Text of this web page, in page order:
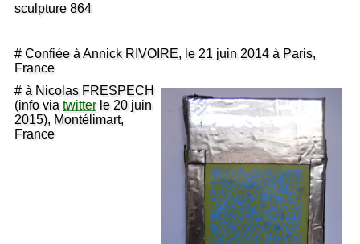
sculpture 864
# Confiée à Annick RIVOIRE, le 21 juin 2014 à Paris,
France
# à Nicolas FRESPECH
(info via twitter le 20 juin
2015), Montélimart,
France